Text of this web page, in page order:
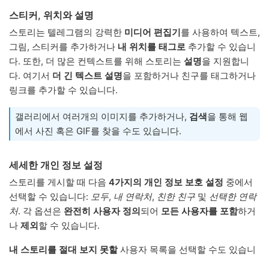
스티커, 위치와 설명
스토리는 텔레그램의 강력한 미디어 편집기를 사용하여 텍스트,
그림, 스티커를 추가하거나 내 위치를 태그로 추가할 수 있습니
다. 또한, 더 많은 컨텍스트를 위해 스토리는 설명을 지원합니
다. 여기서 더 긴 텍스트 설명을 포함하거나 친구를 태그하거나
링크를 추가할 수 있습니다.
갤러리에서 여러개의 이미지를 추가하거나, 검색을 통해 웹
에서 사진 혹은 GIF를 찾을 수도 있습니다.
세세한 개인 정보 설정
스토리를 게시할 때 다음 4가지의 개인 정보 보호 설정 중에서
선택할 수 있습니다: 모두, 내 연락처, 친한 친구 및 선택한 연락
처. 각 옵션은 완전히 사용자 정의되어 모든 사용자를 포함하거
나 제외할 수 있습니다.
내 스토리를 절대 보지 못할사용자 목록을 선택할 수도 있습니